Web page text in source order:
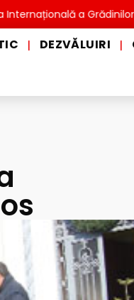
a Grădinilor Zoologice
| DEZVĂLUIRI |